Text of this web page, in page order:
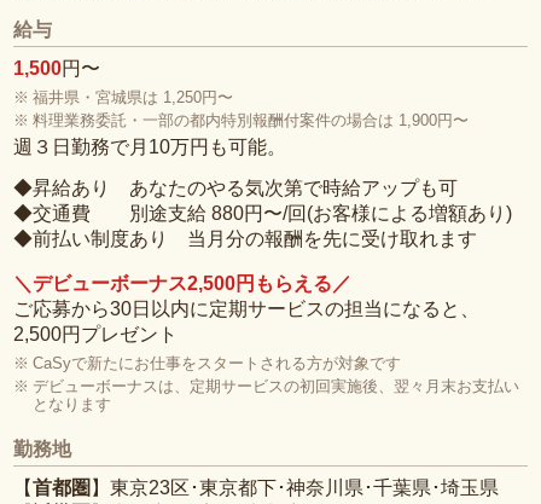
給与
1,500円〜
福井県・宮城県は 1,250円〜
料理業務委託・一部の都内特別報酬付案件の場合は 1,900円〜
週３日勤務で月10万円も可能。
◆昇給あり
あなたのやる気次第で時給アップも可
◆交通費 別途支給 880円〜/回(お客様による増額あり)
◆前払い制度あり 当月分の報酬を先に受け取れます
＼デビューボーナス2,500円もらえる／
ご応募から30日以内に定期サービスの担当になると、
2,500円プレゼント
CaSyで新たにお仕事をスタートされる方が対象です
デビューボーナスは、定期サービスの初回実施後、翌々月末お支払い
となります
勤務地
【首都圏 】東京23区･東京都下･神奈川県･千葉県･埼玉県